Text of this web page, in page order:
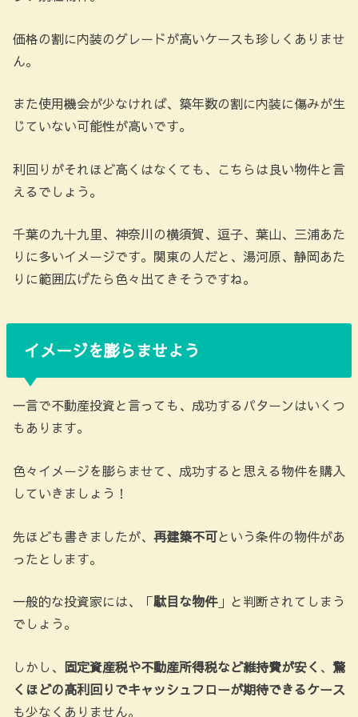
価格の割に内装のグレードが高いケースも珍しくありませ
ん。
また使用機会が少なければ、築年数の割に内装に傷みが生
じていない可能性が高いです。
利回りがそれほど高くはなくても、こちらは良い物件と言
えるでしょう。
千葉の九十九里、神奈川の横須賀、逗子、葉山、三浦あた
りに多いイメージです。関東の人だと、湯河原、静岡あた
りに範囲広げたら色々出てきそうですね。
イメージを膨らませよう
一言で不動産投資と言っても、成功するパターンはいくつ
もあります。
色々イメージを膨らませて、成功すると思える物件を購入
していきましょう！
先ほども書きましたが、 再建築不可という条件の物件があ
ったとします。
一般的な投資家には、「駄目な物件」と判断されてしまう
でしょう。
しかし、 固定資産税や不動産所得税など維持費が安く 、 驚
くほどの高利回りでキャッシュフローが期待できるケース
も少なくありません。